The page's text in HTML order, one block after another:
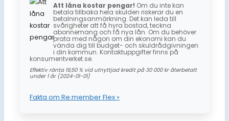
Att låna kostar pengar! Om du inte kan
betala tillbaka hela skulden riskerar du en
betalningsanmärkning. Det kan leda till
svårigheter att få hyra bostad, teckna
abonnemang och få nya lån. Om du behöver
prata med någon om din ekonomi kan du
vända dig till budget- och skuldrådgivningen
i din kommun. Kontaktuppgifter finns på
konsumentverket.se.
Effektiv ränta 19,50 % vid utnyttjad kredit på 30 000 kr återbetalt
under 1 år (2024-01-01)
Fakta om Re:member Flex »